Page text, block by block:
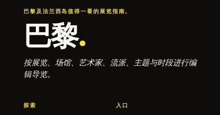
巴黎及法兰西岛值得一看的展览指南。
巴黎.
按展览、场馆、艺术家、流派、主题与时段进行编
辑导览。
探索 入口